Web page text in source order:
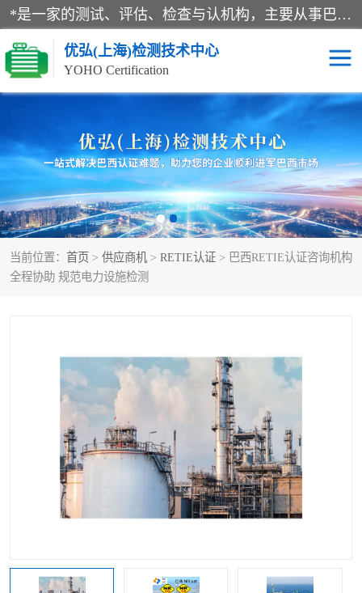
*是一家的测试、评估、检查与认机构，主要从事巴西NR10认证、NR12认证、NR13认证；ANATEL认证、INMTRO认证，欧盟CE认证：MD认证，PED认证，MID认证，ATEX认证，德国蓝色天使认证。
优弘(上海)检测技术中心
YOHO Certification
当前位置： 首页 > 供应商机 > RETIE认证 > 巴西RETIE认证咨询机构
全程协助 规范电力设施检测
RECYCLASS认证 NR10认证
NR12认证 NR13认证
ART认证 巴西NR认证
巴西认证 RETIE认证